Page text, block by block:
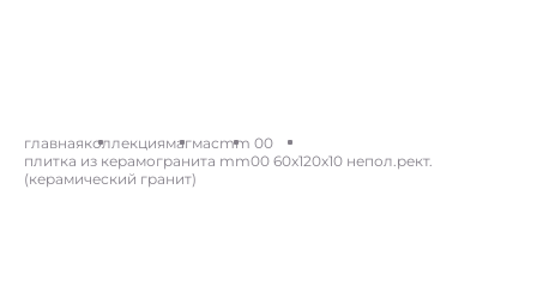
главнаяколлекциямагмасmm 00
плитка из керамогранита mm00 60x120х10 непол.рект.
(керамический гранит)